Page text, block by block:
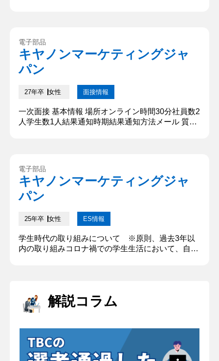
て既存の状態にとらわれることなく、課題を発見す
る姿勢を大切にしてきました。本日はとても緊張し
ていますがよろしくお...
電子部品
キヤノンマーケティングジャ
パン
27年卒 女性 面接情報
一次面接 基本情報 場所オンライン時間30分社員数2
人学生数1人結果通知時期結果通知方法メール 質問
在していました。視聴者視点での情報発信を行うこ
とで視聴回数を伸ばし、部員数を200人に増加させ
ることを目標としま...
電子部品
キヤノンマーケティングジャ
パン
25年卒 女性 ES情報
学生時代の取り組みについて ※原則、過去3年以
内の取り組みコロナ禍での学生生活において、自分
や組織でのあなたの役割：リーダー （4）上記の期
間で最も頑張った内容：コロナ禍で人と人との距離
解説コラム